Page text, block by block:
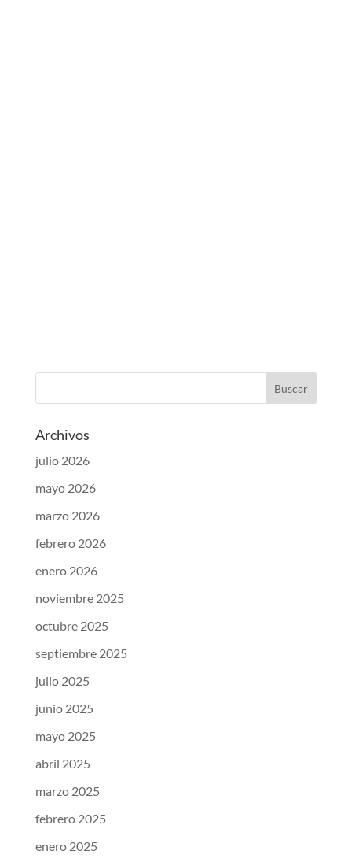
Archivos
julio 2026
mayo 2026
marzo 2026
febrero 2026
enero 2026
noviembre 2025
octubre 2025
septiembre 2025
julio 2025
junio 2025
mayo 2025
abril 2025
marzo 2025
febrero 2025
enero 2025